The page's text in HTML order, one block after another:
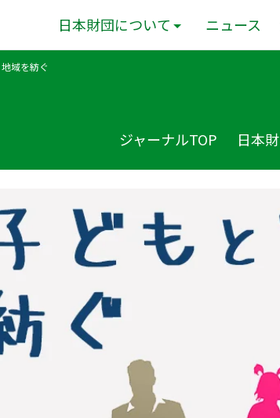
日本財団について ニュース
域を紡ぐ
ジャーナルTOP 日本